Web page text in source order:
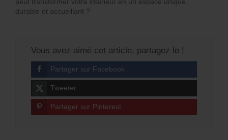
durable et accueillant ?
Vous avez aimé cet article, partagez le !
Partager sur Facebook
Tweeter
Partager sur Pinterest